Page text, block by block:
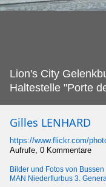
Lion's City
Haltestelle "Porte
Gilles LENHARD
https://www.flickr.com/
Aufrufe, 0 Kommentare
Bilder und Fotos von Bussen
MAN Niederflurbus 3.